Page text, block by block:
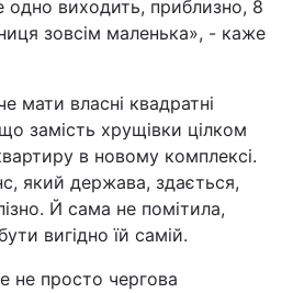
одно виходить, приблизно, 8
зовсім маленька», - каже
мати власні квадратні
замість хрущівки цілком
в новому комплексі.
який держава, здається,
Й сама не помітила,
вигідно їй самій.
не просто чергова